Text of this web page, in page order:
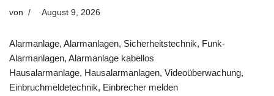
von August 9, 2026
Alarmanlage, Alarmanlagen, Sicherheitstechnik, Funk-
Alarmanlagen, Alarmanlage kabellos
Hausalarmanlage, Hausalarmanlagen, Videoüberwachung,
Einbruchmeldetechnik, Einbrecher melden